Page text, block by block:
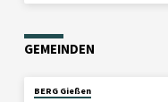
GEMEINDEN
BERG Gießen